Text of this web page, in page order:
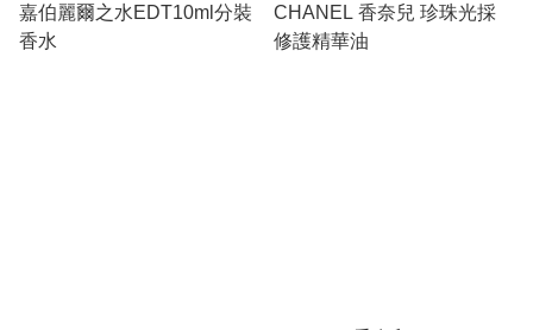
嘉伯麗爾之水EDT10ml分裝
香水
CHANEL 香奈兒 珍珠光採
修護精華油